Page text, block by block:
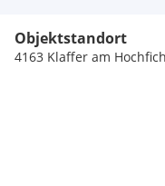
Objektstandort
4163 Klaffer am